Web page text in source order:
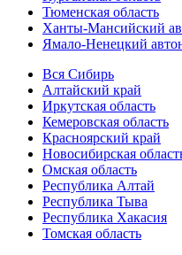
Тюменская область
Ханты-Мансийский
Ямало-Ненецкий
Вся Сибирь
Алтайский край
Иркутская область
Кемеровская область
Красноярский край
Новосибирская
Омская область
Республика Алтай
Республика Тыва
Республика Хакасия
Томская область